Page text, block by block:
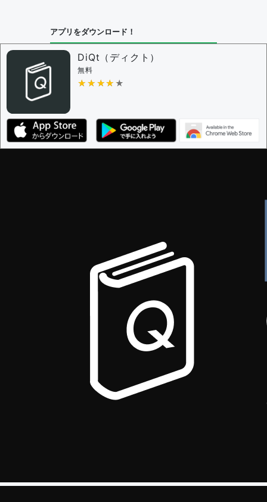
アプリをダウンロード！
DiQt（ディクト）
無料
★★★★★
★★★★★